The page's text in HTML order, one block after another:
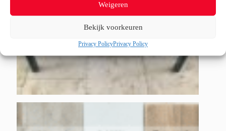
Weigeren
Bekijk voorkeuren
Privacy PolicyPrivacy Policy